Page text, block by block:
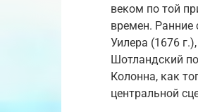
веком по той
времен.
Уилера (1676
Шотландский
Колонна, как
центральной